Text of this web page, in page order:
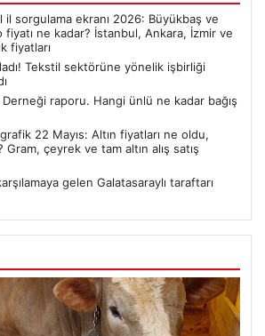
il sorgulama ekranı 2026: Büyükbaş ve
fiyatı ne kadar? İstanbul, Ankara, İzmir ve
fiyatları
Tekstil sektörüne yönelik işbirliği
Derneği raporu. Hangi ünlü ne kadar bağış
22 Mayıs: Altın fiyatları ne oldu,
Gram, çeyrek ve tam altın alış satış
gelen Galatasaraylı taraftarı